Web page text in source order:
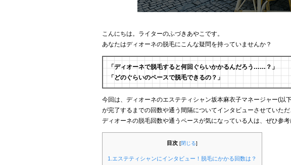
こんにちは。ライターのふづきあやこです。
あなたはディオーネの脱毛にこんな疑問を持っていませんか？
「ディオーネで脱毛すると何回ぐらいかかるんだろう……？」
「どのぐらいのペースで脱毛できるの？」
今回は、ディオーネのエステティシャン坂本麻衣子マネージャー(以
が完了するまでの回数や通う間隔についてインタビューさせていただ
ディオーネの脱毛回数や通うペースが気になっている人は、ぜひ参考
目次 [閉じる]
1.エステティシャンにインタビュー！脱毛にかかる回数は？